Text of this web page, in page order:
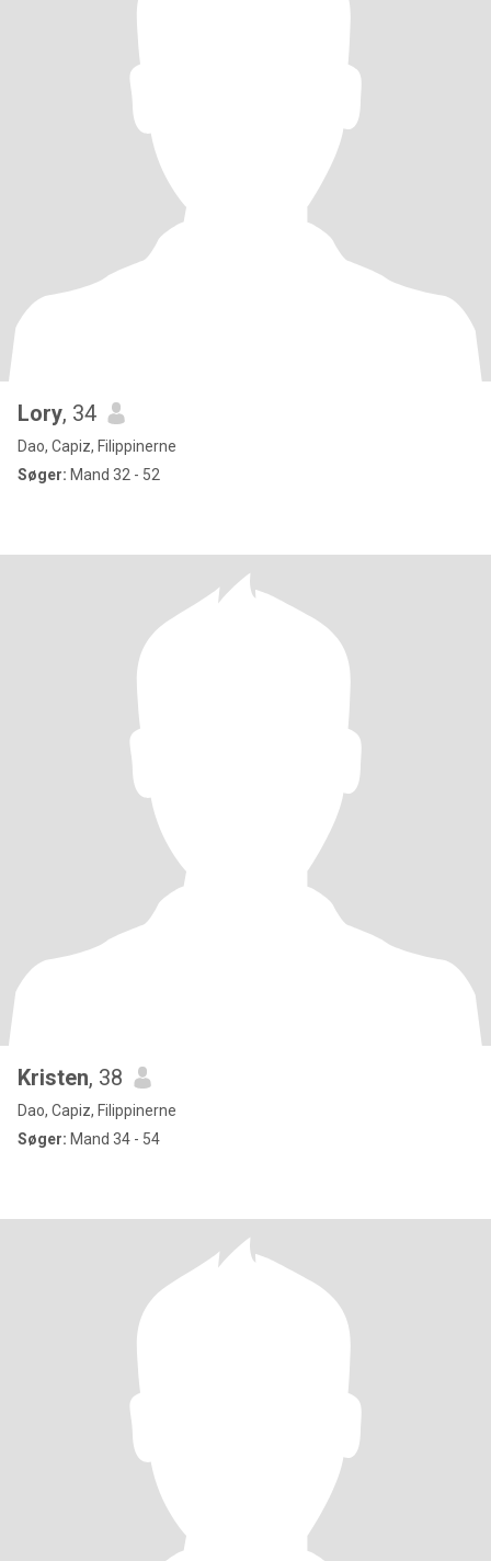
Lory, 34
Dao, Capiz, Filippinerne
Søger: Mand 32 - 52
Kristen, 38
Dao, Capiz, Filippinerne
Søger: Mand 34 - 54